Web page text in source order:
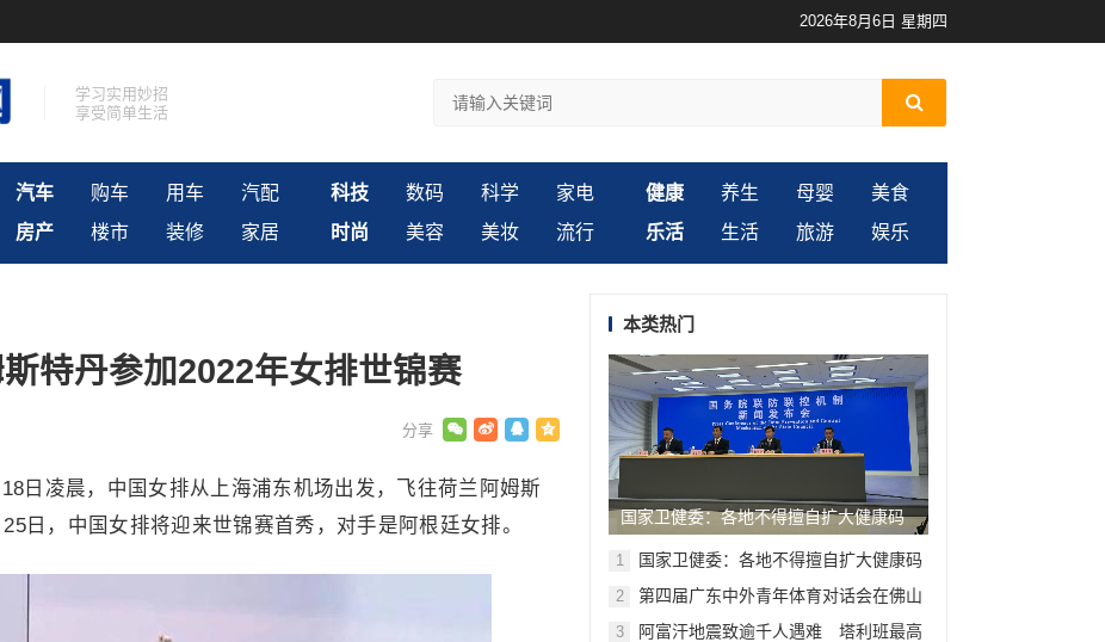
2026年8月6日 星期四
学习实用妙招
享受简单生活
汽车 购车 用车
汽配
房产
楼市 装修 家居
科技 数码 科学
家电
时尚
美容 美妆 流行
健康 养生 母婴
美食
乐活
生活 旅游 娱乐
特丹参加2022年女排世锦赛
日凌晨，中国女排从上海浦东机场出发，飞往荷兰阿姆斯
日，中国女排将迎来世锦赛首秀，对手是阿根廷女排。
本类热门
国家卫健委：各地不得擅自扩大健康码
应用范围
1
国家卫健委：各地不得擅自扩大健康码
2
第四届广东中外青年体育对话会在佛山
3
阿富汗地震致逾千人遇难 塔利班最高